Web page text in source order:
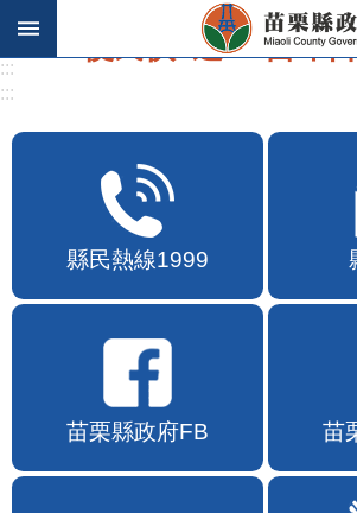
跳到主要內容區塊
:::
:::
歡迎在地店家加入苗栗
縣民熱線1999
苗栗縣政府FB 苗